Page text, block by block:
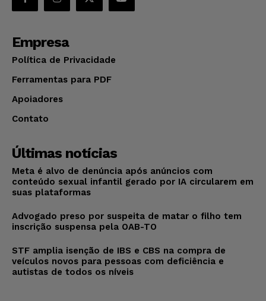
Empresa
Política de Privacidade
Ferramentas para PDF
Apoiadores
Contato
Últimas notícias
Meta é alvo de denúncia após anúncios com
conteúdo sexual infantil gerado por IA circularem em
suas plataformas
Advogado preso por suspeita de matar o filho tem
inscrição suspensa pela OAB-TO
STF amplia isenção de IBS e CBS na compra de
veículos novos para pessoas com deficiência e
autistas de todos os níveis